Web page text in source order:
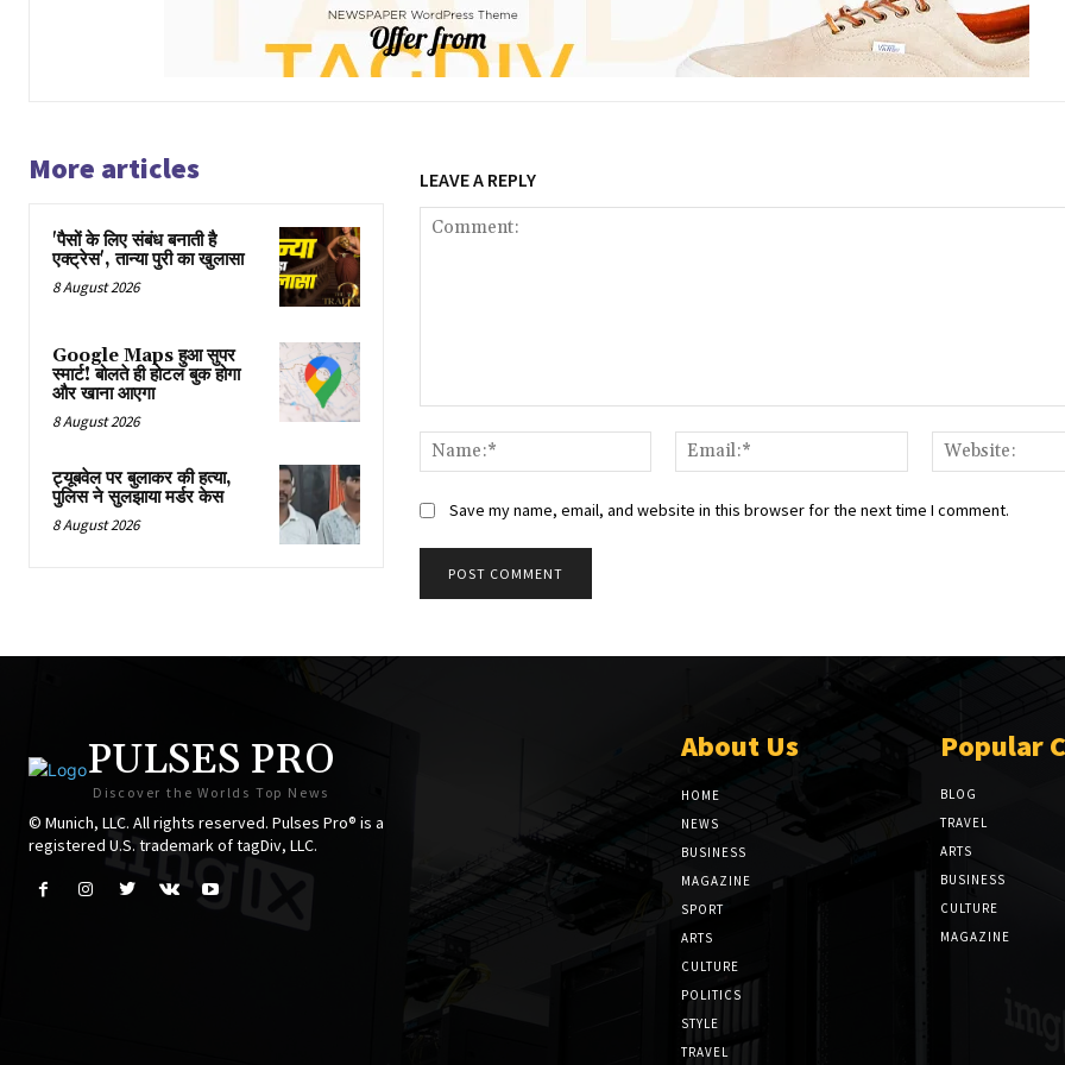
More articles
'पैसों के लिए संबंध बनाती है
एक्ट्रेस', तान्या पुरी का खुलासा
8 August 2026
Google Maps हुआ सुपर
स्मार्ट! बोलते ही होटल बुक होगा
और खाना आएगा
8 August 2026
ट्यूबवेल पर बुलाकर की हत्या,
पुलिस ने सुलझाया मर्डर केस
8 August 2026
LEAVE A REPLY
Name:*
Email:*
Save my name, email, and website in this browser for the next time I comment.
PULSES PRO
Discover the Worlds Top News
© Munich, LLC. All rights reserved. Pulses Pro® is a
registered U.S. trademark of tagDiv, LLC.
About Us
HOME
NEWS
BUSINESS
MAGAZINE
SPORT
ARTS
CULTURE
POLITICS
STYLE
TRAVEL
Popular
BLOG
TRAVEL
ARTS
BUSINESS
CULTURE
MAGAZINE